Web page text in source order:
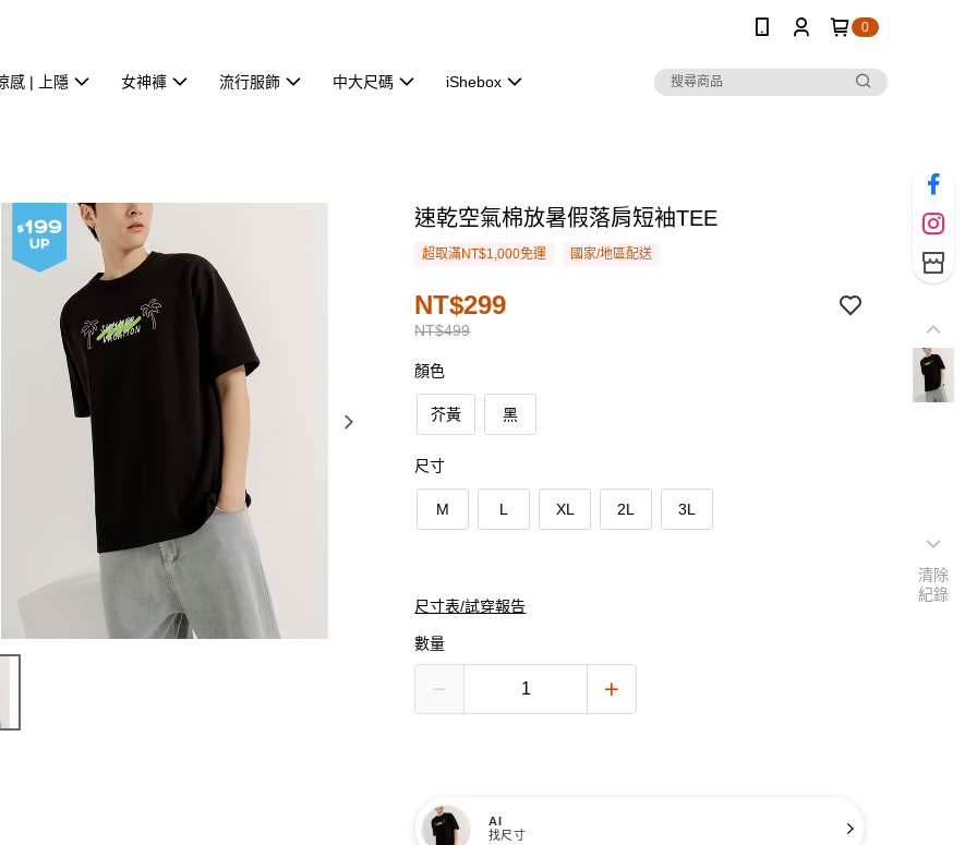
0
感 | 上隱 女神褲 流行服飾 中大尺碼 iShebox
速乾空氣棉放暑假落肩短袖TEE
超取滿NT$1,000免運 國家/地區配送
NT$499
NT$299
顏色
芥黃 黑
尺寸
M L XL 2L 3L
尺寸表/試穿報告
數量
AI
找尺寸
清除
紀錄